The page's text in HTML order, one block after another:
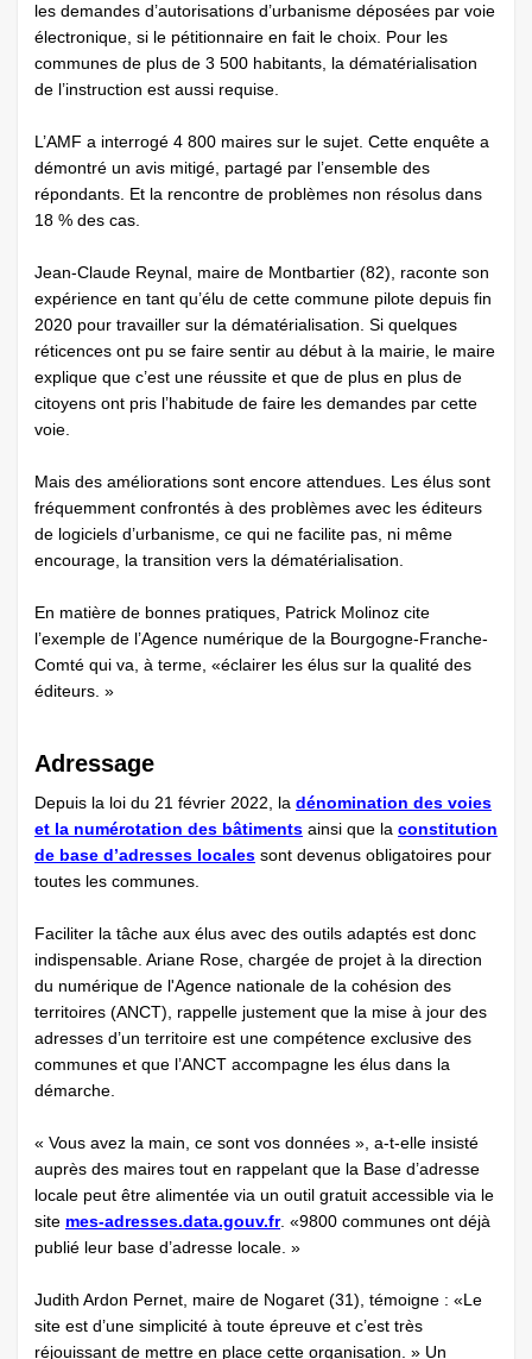
les demandes d’autorisations d’urbanisme déposées par voie
électronique, si le pétitionnaire en fait le choix. Pour les
communes de plus de 3 500 habitants, la dématérialisation
de l’instruction est aussi requise.
L’AMF a interrogé 4 800 maires sur le sujet. Cette enquête a
démontré un avis mitigé, partagé par l’ensemble des
répondants. Et la rencontre de problèmes non résolus dans
18 % des cas.
Jean-Claude Reynal, maire de Montbartier (82), raconte son
expérience en tant qu’élu de cette commune pilote depuis fin
2020 pour travailler sur la dématérialisation. Si quelques
réticences ont pu se faire sentir au début à la mairie, le maire
explique que c’est une réussite et que de plus en plus de
citoyens ont pris l’habitude de faire les demandes par cette
voie.
Mais des améliorations sont encore attendues. Les élus sont
fréquemment confrontés à des problèmes avec les éditeurs
de logiciels d’urbanisme, ce qui ne facilite pas, ni même
encourage, la transition vers la dématérialisation.
En matière de bonnes pratiques, Patrick Molinoz cite
l’exemple de l’Agence numérique de la Bourgogne-Franche-
Comté qui va, à terme, «éclairer les élus sur la qualité des
éditeurs. »
Adressage
Depuis la loi du 21 février 2022, la dénomination des voies
et la numérotation des bâtiments ainsi que la constitution
de base d’adresses locales sont devenus obligatoires pour
toutes les communes.
Faciliter la tâche aux élus avec des outils adaptés est donc
indispensable. Ariane Rose, chargée de projet à la direction
du numérique de l'Agence nationale de la cohésion des
territoires (ANCT), rappelle justement que la mise à jour des
adresses d’un territoire est une compétence exclusive des
communes et que l’ANCT accompagne les élus dans la
démarche.
« Vous avez la main, ce sont vos données », a-t-elle insisté
auprès des maires tout en rappelant que la Base d’adresse
locale peut être alimentée via un outil gratuit accessible via le
site mes-adresses.data.gouv.fr. «9800 communes ont déjà
publié leur base d’adresse locale. »
Judith Ardon Pernet, maire de Nogaret (31), témoigne : «Le
site est d’une simplicité à toute épreuve et c’est très
réjouissant de mettre en place cette organisation. » Un